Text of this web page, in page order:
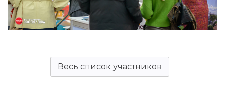
Весь список участников